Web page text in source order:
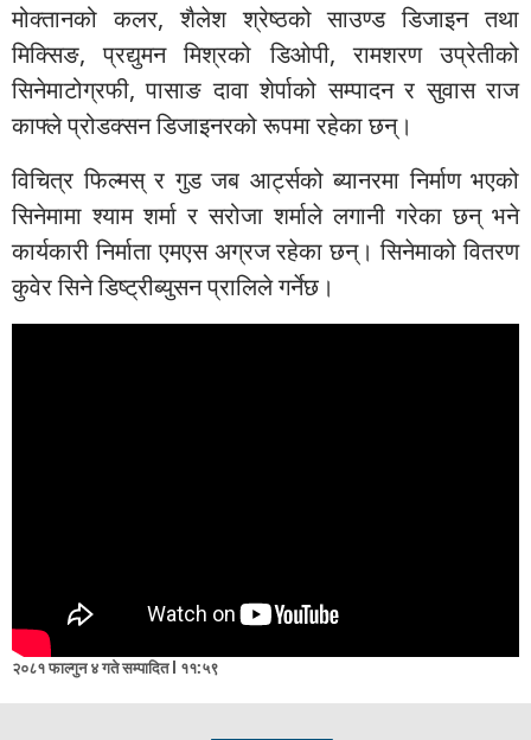
मोक्तानको कलर, शैलेश श्रेष्ठको साउण्ड डिजाइन तथा
मिक्सिङ, प्रद्युमन मिश्रको डिओपी, रामशरण उप्रेतीको
सिनेमाटोग्रफी, पासाङ दावा शेर्पाको सम्पादन र सुवास राज
काफ्ले प्रोडक्सन डिजाइनरको रूपमा रहेका छन्।
विचित्र फिल्मस् र गुड जब आर्ट्सको ब्यानरमा निर्माण भएको
सिनेमामा श्याम शर्मा र सरोजा शर्माले लगानी गरेका छन् भने
कार्यकारी निर्माता एमएस अग्रज रहेका छन्। सिनेमाको वितरण
कुवेर सिने डिष्ट्रीब्युसन प्रालिले गर्नेछ।
२०८१ फाल्गुन ४ गते सम्पादित l ११:५९